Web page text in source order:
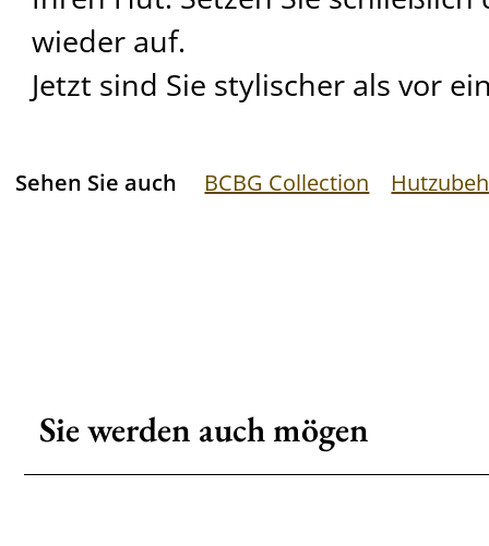
wieder auf.
Jetzt sind Sie stylischer als vor
Sehen Sie auch BCBG Collection
Sie werden auch mögen